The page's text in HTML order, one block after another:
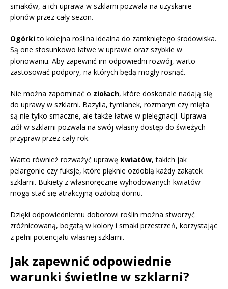
smaków, a ich uprawa w szklarni pozwala na uzyskanie
plonów przez cały sezon.
Ogórkito kolejna roślina idealna do zamkniętego środowiska.
Są one stosunkowo łatwe w uprawie oraz szybkie w
plonowaniu. Aby zapewnić im odpowiedni rozwój, warto
zastosować podpory, na których będą mogły rosnąć.
Nie można zapominać o ziołach, które doskonale nadają się
do uprawy w szklarni. Bazylia, tymianek, rozmaryn czy mięta
są nie tylko smaczne, ale także łatwe w pielęgnacji. Uprawa
ziół w szklarni pozwala na swój własny dostęp do świeżych
przypraw przez cały rok.
Warto również rozważyć uprawę kwiatów, takich jak
pelargonie czy fuksje, które pięknie ozdobią każdy zakątek
szklarni. Bukiety z własnoręcznie wyhodowanych kwiatów
mogą stać się atrakcyjną ozdobą domu.
Dzięki odpowiedniemu doborowi roślin można stworzyć
zróżnicowaną, bogatą w kolory i smaki przestrzeń, korzystając
z pełni potencjału własnej szklarni.
Jak zapewnić odpowiednie
warunki świetlne w szklarni?